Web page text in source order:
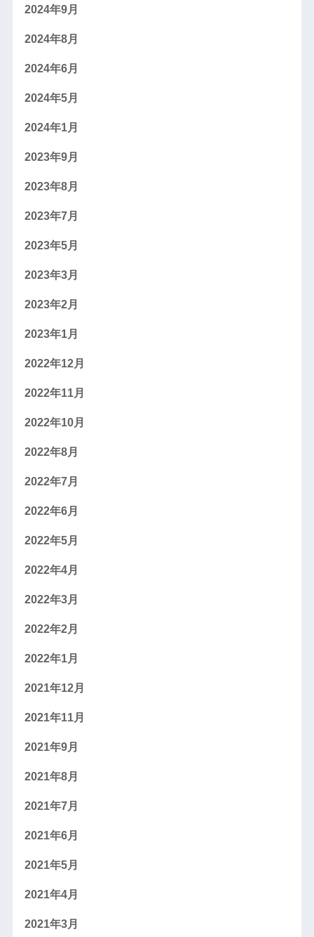
2024年9月
2024年8月
2024年6月
2024年5月
2024年1月
2023年9月
2023年8月
2023年7月
2023年5月
2023年3月
2023年2月
2023年1月
2022年12月
2022年11月
2022年10月
2022年8月
2022年7月
2022年6月
2022年5月
2022年4月
2022年3月
2022年2月
2022年1月
2021年12月
2021年11月
2021年9月
2021年8月
2021年7月
2021年6月
2021年5月
2021年4月
2021年3月